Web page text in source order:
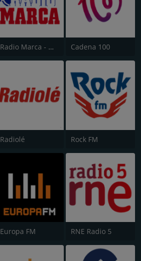
Radio Marca - Nacional Cadena 100
Radiolé Rock FM
Europa FM RNE Radio 5